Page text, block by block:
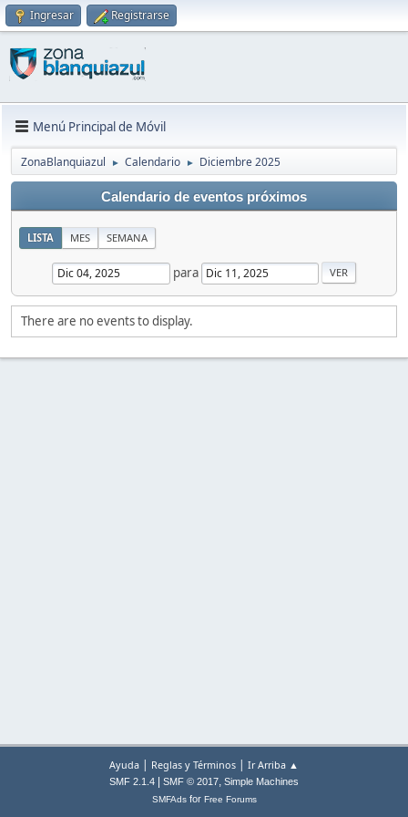
Ingresar Registrarse
Menú Principal de Móvil
ZonaBlanquiazul ► Calendario ► Diciembre 2025
Calendario de eventos próximos
LISTA MES SEMANA
para
There are no events to display.
Ayuda | Reglas y Términos | Ir Arriba ▲
SMF 2.1.4 SMF © 2017, Simple Machines
SMFAdsfor Free Forums